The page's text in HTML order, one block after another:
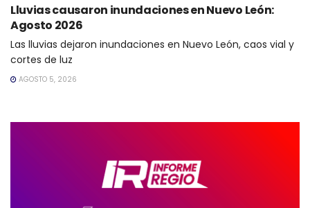
Lluvias causaron inundaciones en Nuevo León:
Agosto 2026
Las lluvias dejaron inundaciones en Nuevo León, caos vial y
cortes de luz
AGOSTO 5, 2026